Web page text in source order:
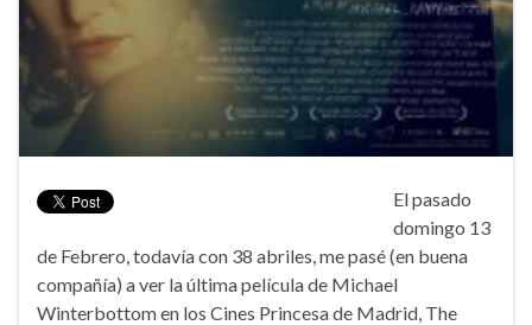
El pasado
domingo 13
de Febrero, todavía con 38 abriles, me pasé (en buena
compañía) a ver la última película de Michael
Winterbottom en los Cines Princesa de Madrid, The